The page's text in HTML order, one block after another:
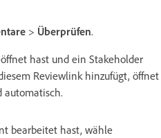
> Überprüfen.
hast und ein Stakeholder
Reviewlink hinzufügt, öffnet
automatisch.
bearbeitet hast, wähle